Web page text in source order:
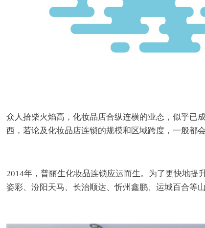
众人拾柴火焰高，化妆品店合纵连横的业态，似乎已
西，若论及化妆品店连锁的规模和区域跨度，一般都会
2014年，普丽生化妆品连锁应运而生。为了更快地
姿彩、汾阳天马、长治顺达、忻州鑫鹏、运城百合等